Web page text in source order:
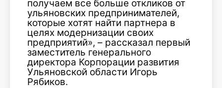
получаем все больше откликов от
ульяновских предпринимателей,
которые хотят найти партнера в
целях модернизации своих
предприятий», – рассказал первый
заместитель генерального
директора Корпорации развития
Ульяновской области Игорь
Рябиков.